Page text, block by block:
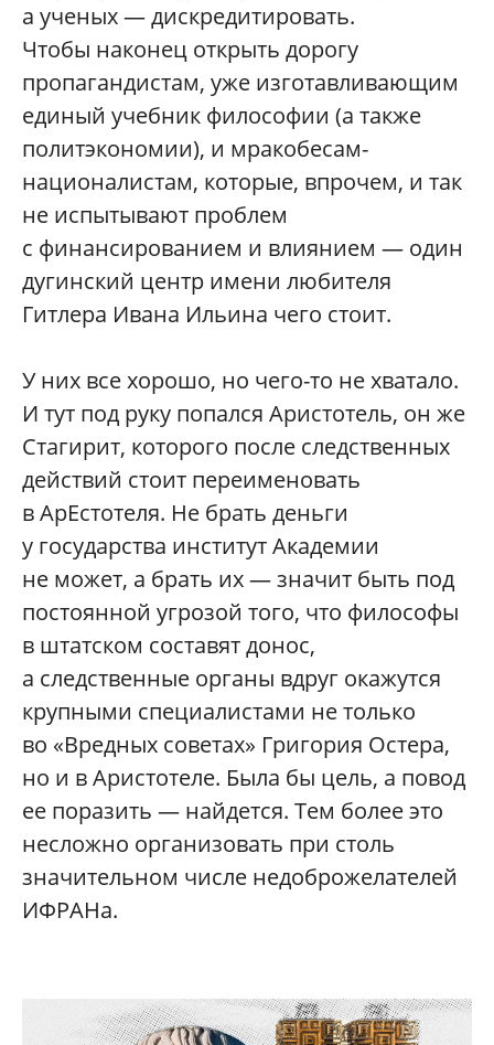
а ученых — дискредитировать.
Чтобы наконец открыть дорогу
пропагандистам, уже изготавливающим
единый учебник философии (а также
политэкономии), и мракобесам-
националистам, которые, впрочем, и так
не испытывают проблем
с финансированием и влиянием — один
дугинский центр имени любителя
Гитлера Ивана Ильина чего стоит.
У них все хорошо, но чего-то не хватало.
И тут под руку попался Аристотель, он же
Стагирит, которого после следственных
действий стоит переименовать
в АрЕстотеля. Не брать деньги
у государства институт Академии
не может, а брать их — значит быть под
постоянной угрозой того, что философы
в штатском составят донос,
а следственные органы вдруг окажутся
крупными специалистами не только
во «Вредных советах» Григория Остера,
но и в Аристотеле. Была бы цель, а повод
ее поразить — найдется. Тем более это
несложно организовать при столь
значительном числе недоброжелателей
ИФРАНа.